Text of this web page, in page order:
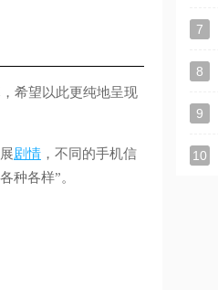
希望以此更纯地呈现
剧情 ，不同的手机信
种各样”。
7
8
9
10